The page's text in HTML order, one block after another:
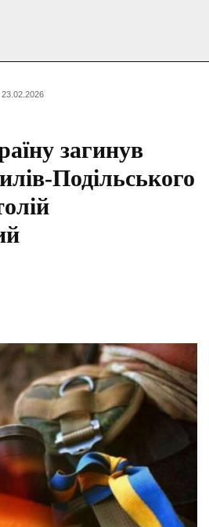
23.02.2026
загинув
Подільського